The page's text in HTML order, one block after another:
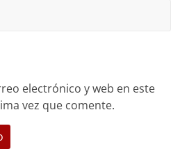
electrónico y web en este
vez que comente.